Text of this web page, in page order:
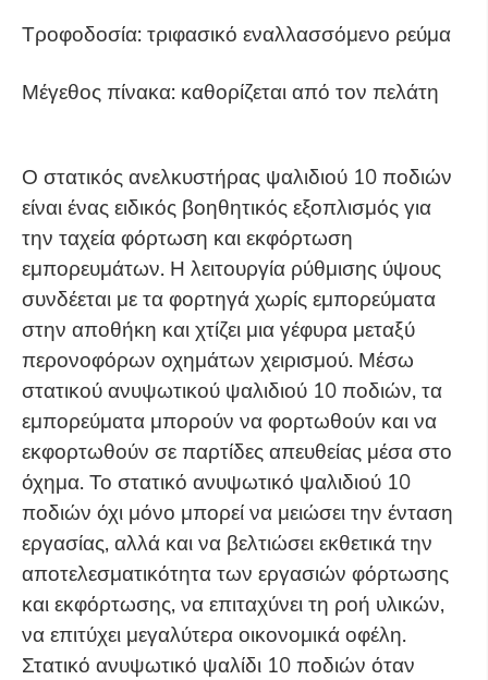
Τροφοδοσία: τριφασικό εναλλασσόμενο ρεύμα
Μέγεθος πίνακα: καθορίζεται από τον πελάτη
Ο στατικός ανελκυστήρας ψαλιδιού 10 ποδιών
είναι ένας ειδικός βοηθητικός εξοπλισμός για
την ταχεία φόρτωση και εκφόρτωση
εμπορευμάτων. Η λειτουργία ρύθμισης ύψους
συνδέεται με τα φορτηγά χωρίς εμπορεύματα
στην αποθήκη και χτίζει μια γέφυρα μεταξύ
περονοφόρων οχημάτων χειρισμού. Μέσω
στατικού ανυψωτικού ψαλιδιού 10 ποδιών, τα
εμπορεύματα μπορούν να φορτωθούν και να
εκφορτωθούν σε παρτίδες απευθείας μέσα στο
όχημα. Το στατικό ανυψωτικό ψαλιδιού 10
ποδιών όχι μόνο μπορεί να μειώσει την ένταση
εργασίας, αλλά και να βελτιώσει εκθετικά την
αποτελεσματικότητα των εργασιών φόρτωσης
και εκφόρτωσης, να επιταχύνει τη ροή υλικών,
να επιτύχει μεγαλύτερα οικονομικά οφέλη.
Στατικό ανυψωτικό ψαλίδι 10 ποδιών όταν